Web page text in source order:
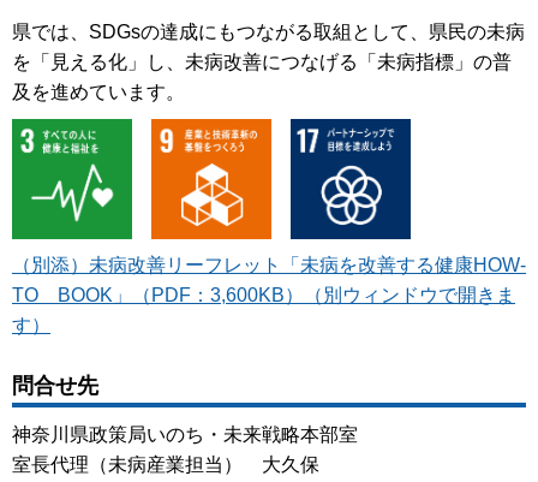
県では、SDGsの達成にもつながる取組として、県民の未病
を「見える化」し、未病改善につなげる「未病指標」の普
及を進めています。
（別添）未病改善リーフレット「未病を改善する健康HOW-
TO BOOK」（PDF：3,600KB）（別ウィンドウで開きま
す）
問合せ先
神奈川県政策局いのち・未来戦略本部室
室長代理（未病産業担当） 大久保